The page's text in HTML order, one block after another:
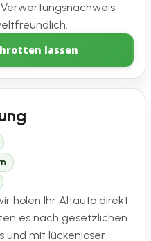
lassen
holen Ihr Altauto direkt
es nach gesetzlichen
und mit lückenloser